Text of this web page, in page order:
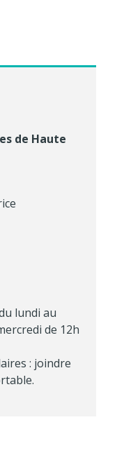
de Haute
lundi au
de 12h
: joindre